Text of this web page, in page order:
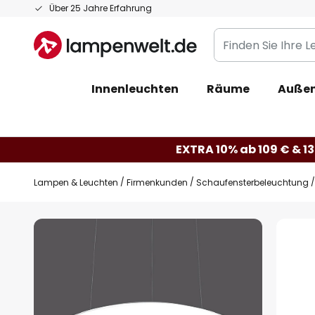
Über 25 Jahre Erfahrung
Zum
springen
Finden
Sie
Leuchte...
Innenleuchten Räume
EXTRA 10% ab 109 € &
Lampen & Leuchten Firmenkunden Schaufensterbeleuchtung
Zum